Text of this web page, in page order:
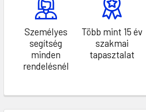
Személyes
segítség
minden
rendelésnél
Több mint 15 év
szakmai
tapasztalat